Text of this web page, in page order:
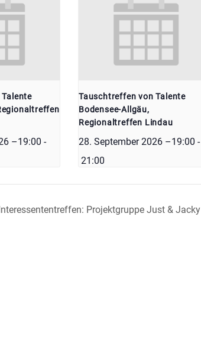
–19:00 -
Tauschtreffen von Talente
Bodensee-Allgäu,
Regionaltreffen Lindau
28. September 2026 –19:00 -
21:00
Projektgruppe Just & Jacky